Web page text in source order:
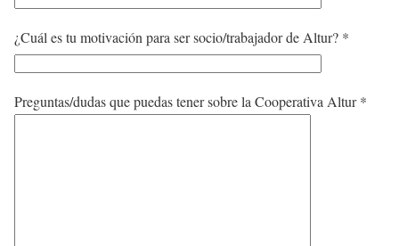
¿Cuál es tu motivación para ser socio/trabajador de Altur? *
Preguntas/dudas que puedas tener sobre la Cooperativa Altur *